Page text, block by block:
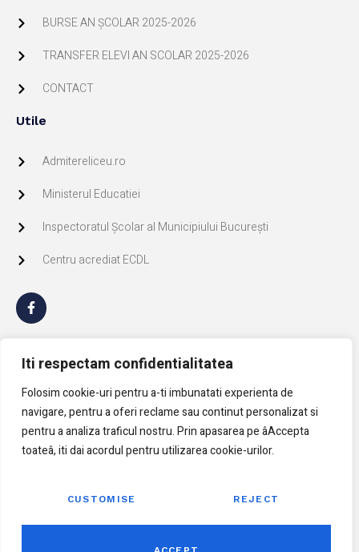
Iti respectam confidentialitatea
Folosim cookie-uri pentru a-ti imbunatati experienta de
navigare, pentru a oferi reclame sau continut personalizat si
pentru a analiza traficul nostru. Prin apasarea pe âAccepta
toateâ, iti dai acordul pentru utilizarea cookie-urilor.
CUSTOMISE REJECT
BURSE AN ŞCOLAR 2025-2026
TRANSFER ELEVI AN SCOLAR 2025-2026
CONTACT
Utile
Admitereliceu.ro
Ministerul Educatiei
Inspectoratul Școlar al Municipiului București
Centru acrediat ECDL
Politica de Cookie
Politica confidentialitate